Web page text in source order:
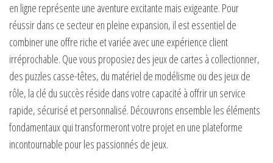
en ligne représente une aventure excitante mais exigeante. Pour
réussir dans ce secteur en pleine expansion, il est essentiel de
combiner une offre riche et variée avec une expérience client
irréprochable. Que vous proposiez des jeux de cartes à collectionner,
des puzzles casse-têtes, du matériel de modélisme ou des jeux de
rôle, la clé du succès réside dans votre capacité à offrir un service
rapide, sécurisé et personnalisé. Découvrons ensemble les éléments
fondamentaux qui transformeront votre projet en une plateforme
incontournable pour les passionnés de jeux.